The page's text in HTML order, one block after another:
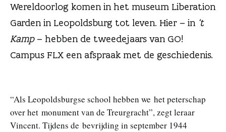
Wereldoorlog komen in het museum Liberation
Garden in Leopoldsburg tot leven. Hier – in‘t
Kamp– hebben de tweedejaars van GO!
Campus FLX een afspraak met de geschiedenis.
“Als Leopoldsburgse school hebben we het peterschap
over het monument van de Treurgracht”, zegt leraar
Vincent. Tijdens de bevrijding in september 1944